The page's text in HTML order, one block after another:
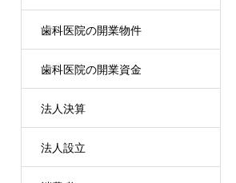
歯科医院の開業物件
歯科医院の開業資金
法人決算
法人設立